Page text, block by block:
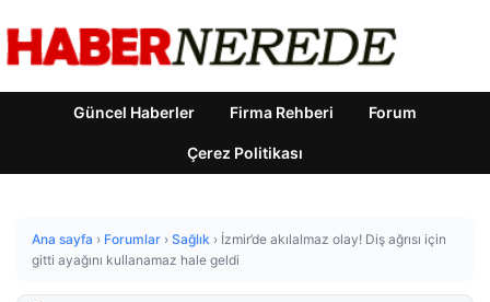
Güncel Haberler Firma Rehberi Forum
Çerez Politikası
Ana sayfa › Forumlar › Sağlık › İzmir’de akılalmaz olay! Diş ağrısı için
gitti ayağını kullanamaz hale geldi